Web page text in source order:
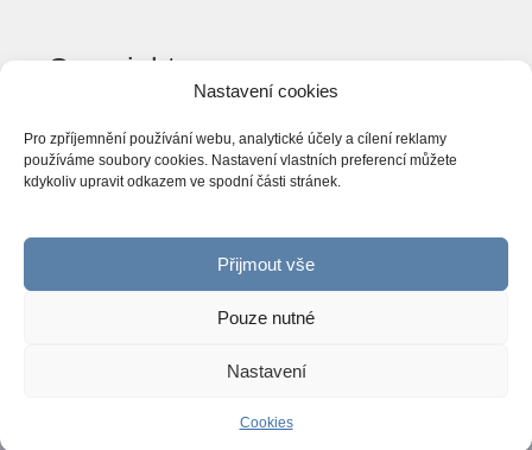
Nastavení cookies
Pro zpříjemnění používání webu, analytické účely a cílení reklamy
používáme soubory cookies. Nastavení vlastních preferencí můžete
kdykoliv upravit odkazem ve spodní části stránek.
Přijmout vše
Pouze nutné
Nastavení
Cookies
Copyright
© World Trend 2014-2026
Všechna práva vyhrazena.
CC BY-NC 4.0
ováno Národní knihovnou ČR
• Vytvořeno s